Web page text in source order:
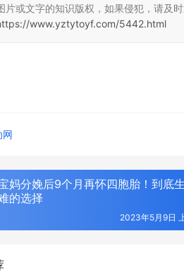
片或文字的知识版权，如果侵犯，请及
www.yztytoyf.com/5442.html
网
妈分娩后9个月再怀四胞胎！到底
的选择
2023年5月9日
观察与机构特色梳理 成都小